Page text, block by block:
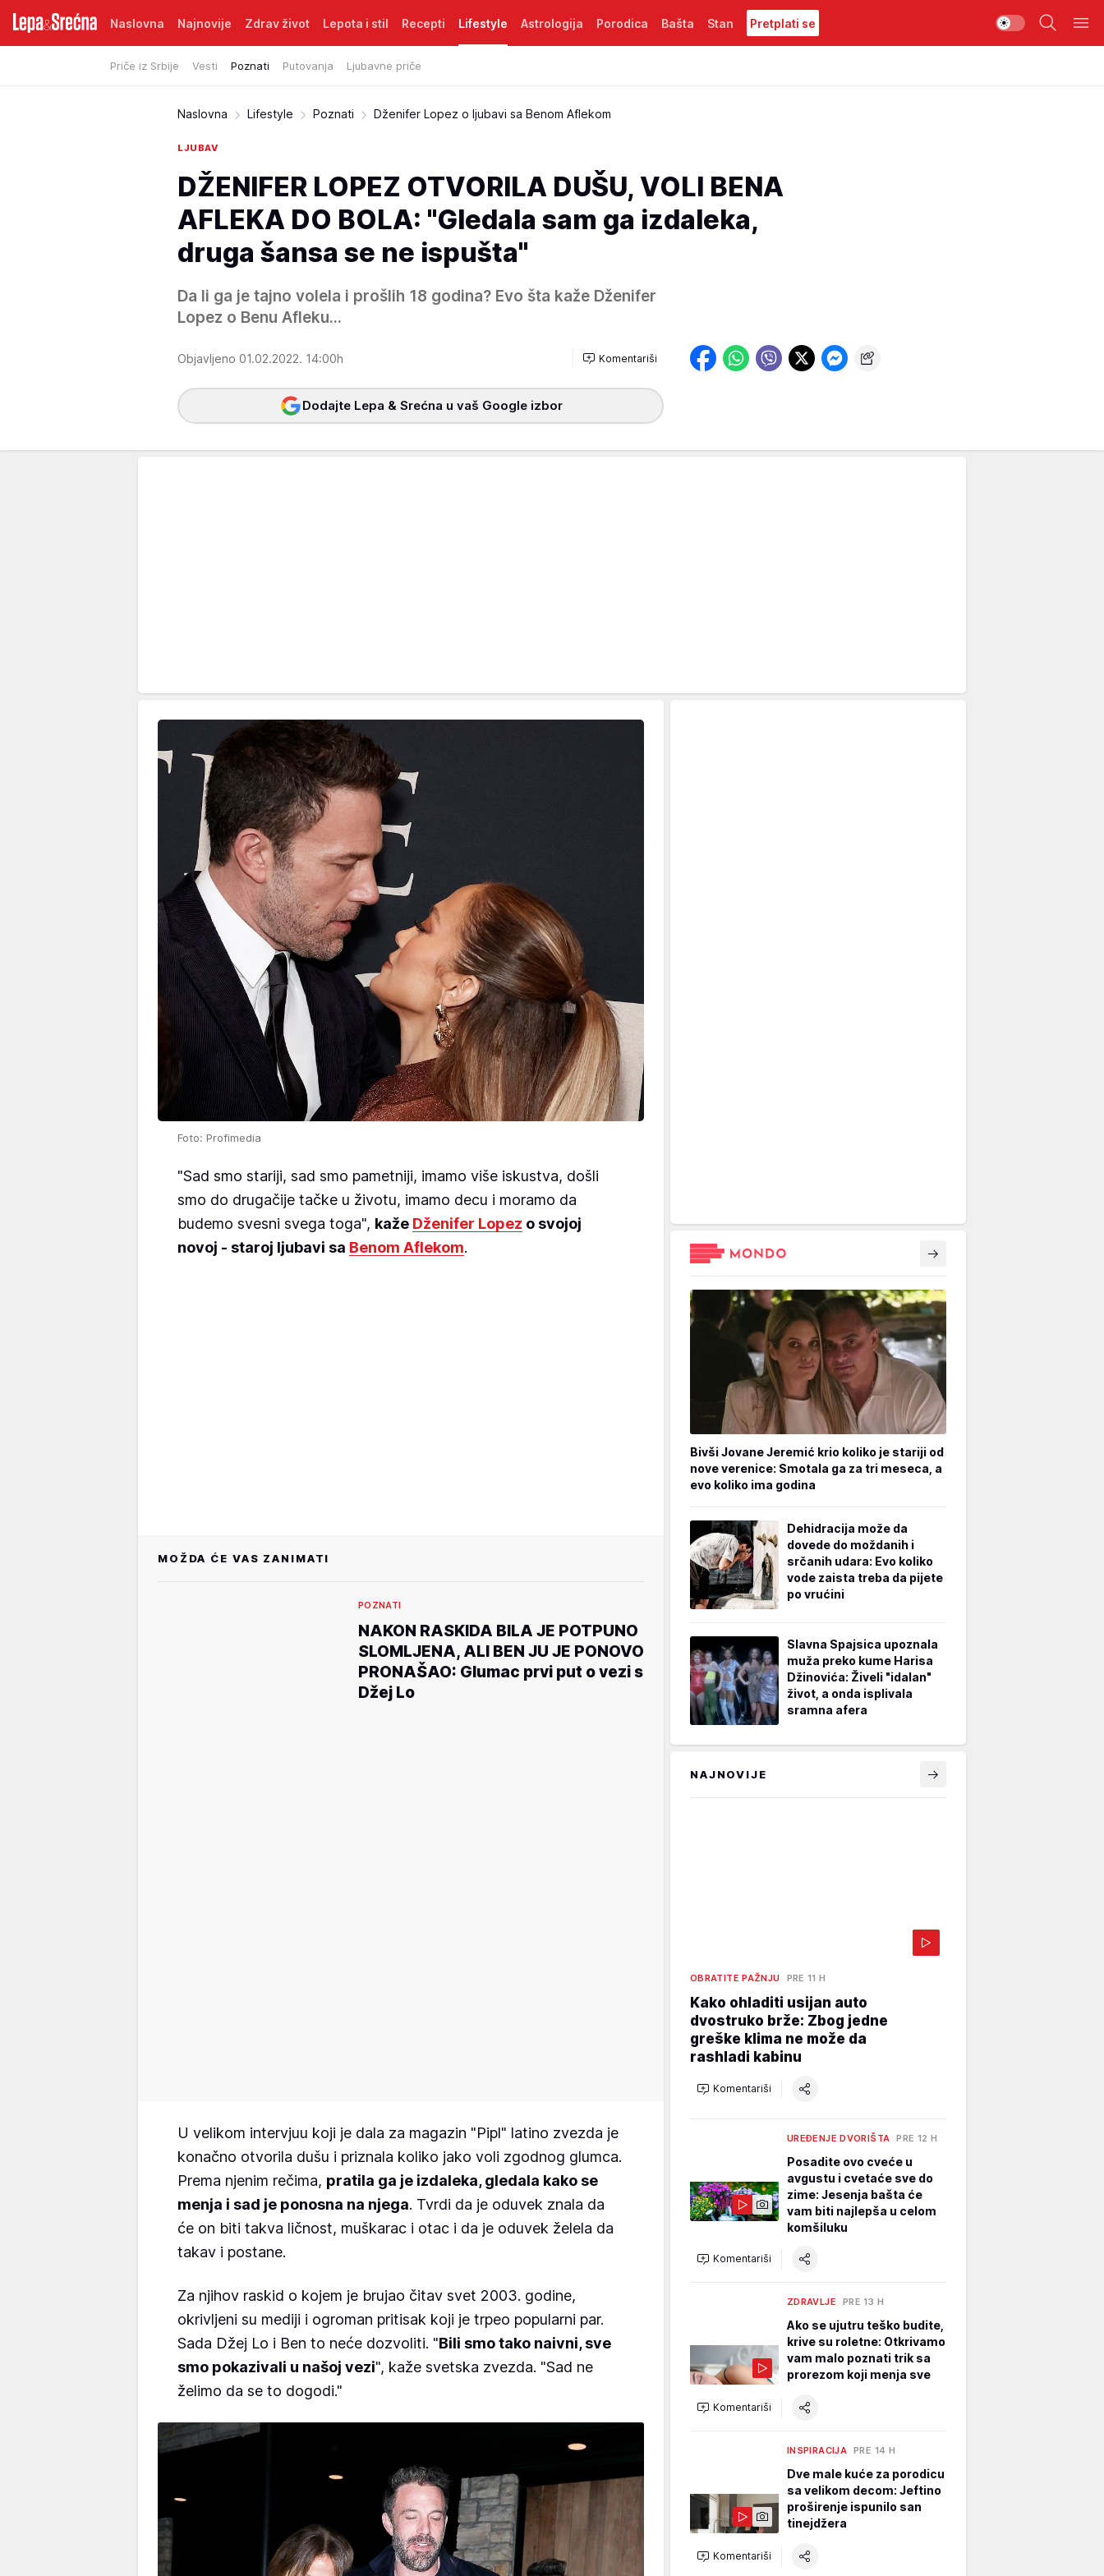
Naslovna Najnovije Zdrav život Lepota i stil Recepti Lifestyle
Priče iz Srbije Vesti Poznati Putovanja Ljubavne priče
Astrologija Porodica Bašta Stan Pretplati se
Naslovna Lifestyle Poznati Dženifer Lopez o ljubavi sa Benom Aflekom
LJUBAV
DŽENIFER LOPEZ OTVORILA DUŠU, VOLI BENA
AFLEKA DO BOLA: "Gledala sam ga izdaleka,
druga šansa se ne ispušta"
Da li ga je tajno volela i prošlih 18 godina? Evo šta kaže Dženifer
Lopez o Benu Afleku...
Objavljeno 01.02.2022. 14:00h Komentariši
Dodajte Lepa & Srećna u vaš Google izbor
Foto: Profimedia
"Sad smo stariji, sad smo pametniji, imamo više iskustva, došli
smo do drugačije tačke u životu, imamo decu i moramo da
budemo svesni svega toga", kaže Dženifer Lopez o svojoj
novoj - staroj ljubavi sa Benom Aflekom.
MOŽDA ĆE VAS ZANIMATI
POZNATI
NAKON RASKIDA BILA JE POTPUNO
SLOMLJENA, ALI BEN JU JE PONOVO
PRONAŠAO: Glumac prvi put o vezi s
Džej Lo
U velikom intervjuu koji je dala za magazin "Pipl" latino zvezda je
konačno otvorila dušu i priznala koliko jako voli zgodnog glumca.
Prema njenim rečima, pratila ga je izdaleka, gledala kako se
menja i sad je ponosna na njega. Tvrdi da je oduvek znala da
će on biti takva ličnost, muškarac i otac i da je oduvek želela da
takav i postane.
Za njihov raskid o kojem je brujao čitav svet 2003. godine,
okrivljeni su mediji i ogroman pritisak koji je trpeo popularni par.
Sada Džej Lo i Ben to neće dozvoliti. "Bili smo tako naivni, sve
smo pokazivali u našoj vezi", kaže svetska zvezda. "Sad ne
želimo da se to dogodi."
Bivši Jovane Jeremić krio koliko je stariji od
nove verenice: Smotala ga za tri meseca, a
evo koliko ima godina
Dehidracija može da
dovede do moždanih i
srčanih udara: Evo koliko
vode zaista treba da pijete
po vrućini
Slavna Spajsica upoznala
muža preko kume Harisa
Džinovića: Živeli "idalan"
život, a onda isplivala
sramna afera
NAJNOVIJE
OBRATITE PAŽNJU PRE 11 H
Kako ohladiti usijan auto
dvostruko brže: Zbog jedne
greške klima ne može da
rashladi kabinu
Komentariši
UREĐENJE DVORIŠTA PRE 12 H
Posadite ovo cveće u
avgustu i cvetaće sve do
zime: Jesenja bašta će
vam biti najlepša u celom
komšiluku
Komentariši
ZDRAVLJE PRE 13 H
Ako se ujutru teško budite,
krive su roletne: Otkrivamo
vam malo poznati trik sa
prorezom koji menja sve
Komentariši
INSPIRACIJA PRE 14 H
Dve male kuće za porodicu
sa velikom decom: Jeftino
proširenje ispunilo san
tinejdžera
Komentariši